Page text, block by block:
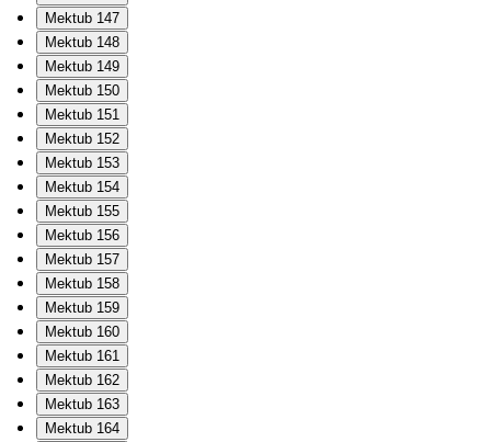
Mektub 147
Mektub 148
Mektub 149
Mektub 150
Mektub 151
Mektub 152
Mektub 153
Mektub 154
Mektub 155
Mektub 156
Mektub 157
Mektub 158
Mektub 159
Mektub 160
Mektub 161
Mektub 162
Mektub 163
Mektub 164